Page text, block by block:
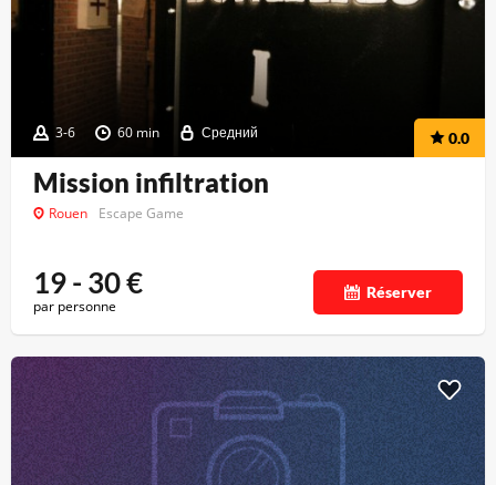
3-6 60 min Средний 0.0
Mission infiltration
Rouen Escape Game
19 - 30€
par personne
Réserver